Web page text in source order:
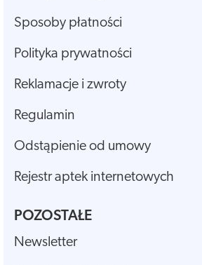
Sposoby płatności
Polityka prywatności
Reklamacje i zwroty
Regulamin
Odstąpienie od umowy
Rejestr aptek internetowych
POZOSTAŁE
Newsletter